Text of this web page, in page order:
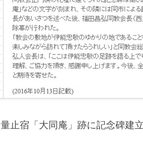
量止宿「大同庵」跡に記念碑